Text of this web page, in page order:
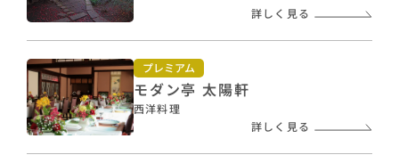
詳しく見る
プレミアム
モダン亭 太陽軒
西洋料理
詳しく見る